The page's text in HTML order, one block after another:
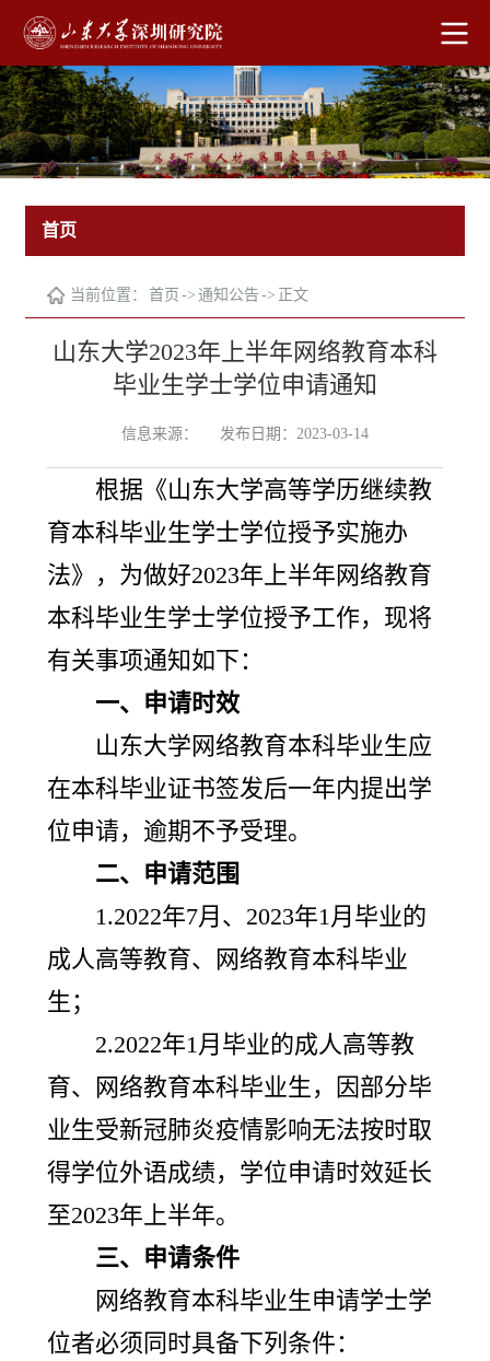
首页
当前位置： 首页 -> 通知公告 -> 正文
山东大学2023年上半年网络教育本科
毕业生学士学位申请通知
信息来源： 发布日期：2023-03-14
根据《山东大学高等学历继续教
育本科毕业生学士学位授予实施办
法》，为做好2023年上半年网络教育
本科毕业生学士学位授予工作，现将
有关事项通知如下：
一、申请时效
山东大学网络教育本科毕业生应
在本科毕业证书签发后一年内提出学
位申请，逾期不予受理。
二、申请范围
1.2022年7月、2023年1月毕业的
成人高等教育、网络教育本科毕业
生；
2.2022年1月毕业的成人高等教
育、网络教育本科毕业生，因部分毕
业生受新冠肺炎疫情影响无法按时取
得学位外语成绩，学位申请时效延长
至2023年上半年。
三、申请条件
网络教育本科毕业生申请学士学
位者必须同时具备下列条件：